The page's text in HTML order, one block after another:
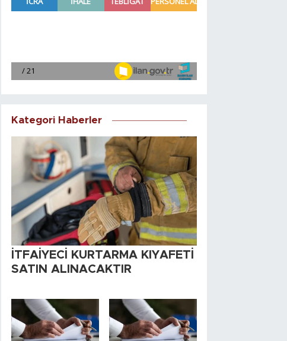
Kategori Haberler
İTFAİYECİ KURTARMA KIYAFETİ
SATIN ALINACAKTIR